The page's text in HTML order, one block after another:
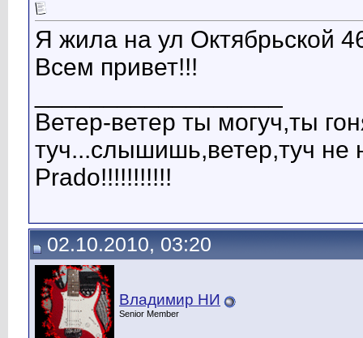
Я жила на ул Октябрьской
Всем привет!!!
Ветер-ветер ты могуч,ты
туч...слышишь,ветер,туч не
Prado!!!!!!!!!!!
02.10.2010, 03:20
Bладимир HИ
Senior Member